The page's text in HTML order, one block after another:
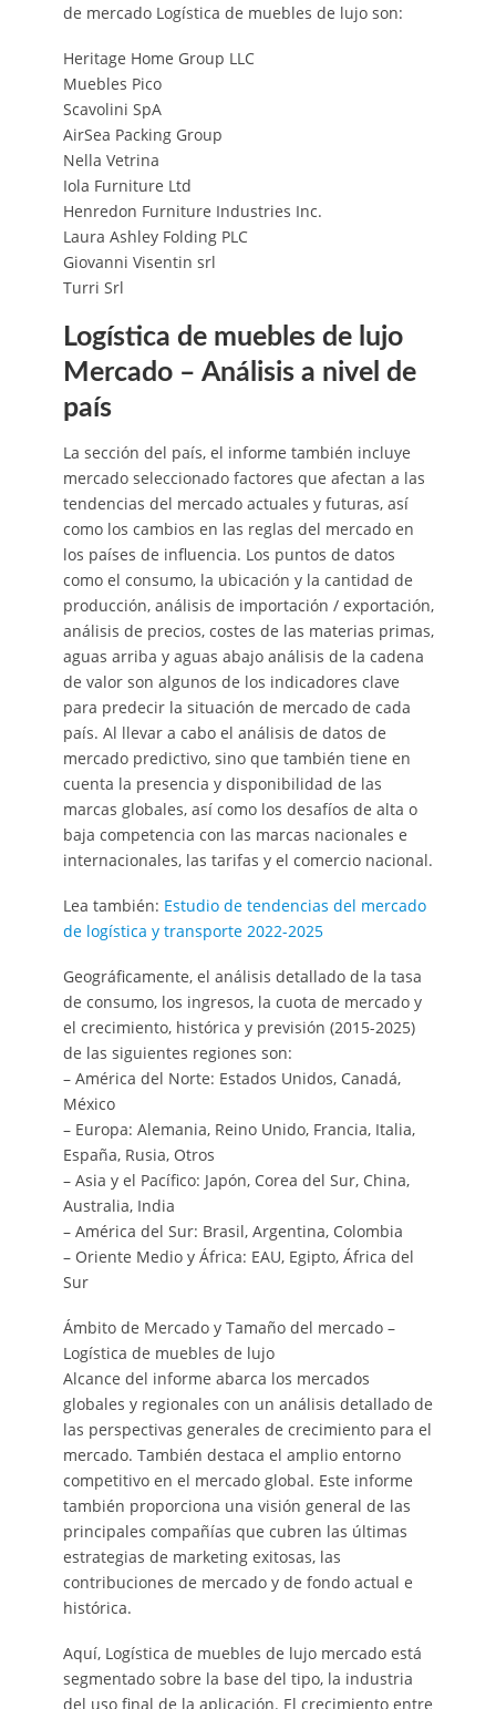
de mercado Logística de muebles de lujo son:
Heritage Home Group LLC
Muebles Pico
Scavolini SpA
AirSea Packing Group
Nella Vetrina
Iola Furniture Ltd
Henredon Furniture Industries Inc.
Laura Ashley Folding PLC
Giovanni Visentin srl
Turri Srl
Logística de muebles de lujo
Mercado – Análisis a nivel de
país
La sección del país, el informe también incluye
mercado seleccionado factores que afectan a las
tendencias del mercado actuales y futuras, así
como los cambios en las reglas del mercado en
los países de influencia. Los puntos de datos
como el consumo, la ubicación y la cantidad de
producción, análisis de importación / exportación,
análisis de precios, costes de las materias primas,
aguas arriba y aguas abajo análisis de la cadena
de valor son algunos de los indicadores clave
para predecir la situación de mercado de cada
país. Al llevar a cabo el análisis de datos de
mercado predictivo, sino que también tiene en
cuenta la presencia y disponibilidad de las
marcas globales, así como los desafíos de alta o
baja competencia con las marcas nacionales e
internacionales, las tarifas y el comercio nacional.
Lea también: Estudio de tendencias del mercado
de logística y transporte 2022-2025
Geográficamente, el análisis detallado de la tasa
de consumo, los ingresos, la cuota de mercado y
el crecimiento, histórica y previsión (2015-2025)
de las siguientes regiones son:
– América del Norte: Estados Unidos, Canadá,
México
– Europa: Alemania, Reino Unido, Francia, Italia,
España, Rusia, Otros
– Asia y el Pacífico: Japón, Corea del Sur, China,
Australia, India
– América del Sur: Brasil, Argentina, Colombia
– Oriente Medio y África: EAU, Egipto, África del
Sur
Ámbito de Mercado y Tamaño del mercado –
Logística de muebles de lujo
Alcance del informe abarca los mercados
globales y regionales con un análisis detallado de
las perspectivas generales de crecimiento para el
mercado. También destaca el amplio entorno
competitivo en el mercado global. Este informe
también proporciona una visión general de las
principales compañías que cubren las últimas
estrategias de marketing exitosas, las
contribuciones de mercado y de fondo actual e
histórica.
Aquí, Logística de muebles de lujo mercado está
segmentado sobre la base del tipo, la industria
del uso final de la aplicación. El crecimiento entre